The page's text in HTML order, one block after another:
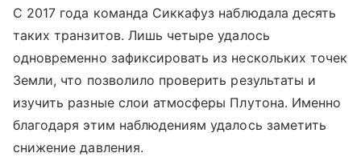
С 2017 года команда Сиккафуз наблюдала десять
таких транзитов. Лишь четыре удалось
одновременно зафиксировать из нескольких точек
Земли, что позволило проверить результаты и
изучить разные слои атмосферы Плутона. Именно
благодаря этим наблюдениям удалось заметить
снижение давления.